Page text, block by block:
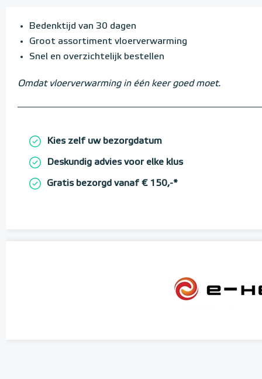
Bedenktijd van 30 dagen
Groot assortiment vloerverwarming
Snel en overzichtelijk bestellen
Omdat vloerverwarming in één keer goed moet.
Kies zelf uw bezorgdatum
Deskundig advies voor elke klus
Gratis bezorgd vanaf € 150,-*